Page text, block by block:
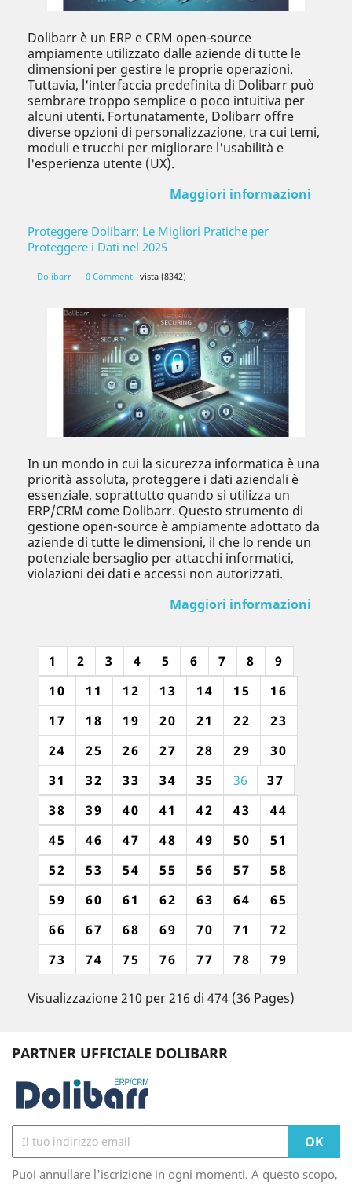
Dolibarr è un ERP e CRM open-source
ampiamente utilizzato dalle aziende di tutte le
dimensioni per gestire le proprie operazioni.
Tuttavia, l'interfaccia predefinita di Dolibarr può
sembrare troppo semplice o poco intuitiva per
alcuni utenti. Fortunatamente, Dolibarr offre
diverse opzioni di personalizzazione, tra cui temi,
moduli e trucchi per migliorare l'usabilità e
l'esperienza utente (UX).
Maggiori informazioni
Proteggere Dolibarr: Le Migliori Pratiche per
Proteggere i Dati nel 2025
Dolibarr 0 Commenti vista (8342)
In un mondo in cui la sicurezza informatica è una
priorità assoluta, proteggere i dati aziendali è
essenziale, soprattutto quando si utilizza un
ERP/CRM come Dolibarr. Questo strumento di
gestione open-source è ampiamente adottato da
aziende di tutte le dimensioni, il che lo rende un
potenziale bersaglio per attacchi informatici,
violazioni dei dati e accessi non autorizzati.
Maggiori informazioni
1 2 3 4 5 6 7 8
9
10
11 12 13 14 15
16
17
18 19 20 21 22
23
24
25 26 27 28 29
30
31
32 33 34 35 36
37
38
39 40 41 42 43
44
45
46 47 48 49 50
51
52
53 54 55 56 57
58
59
60 61 62 63 64
65
66
67 68 69 70 71
72
73
74 75 76 77 78 79
Visualizzazione 210 per 216 di 474 (36 Pages)
PARTNER UFFICIALE DOLIBARR
Puoi annullare l'iscrizione in ogni momenti. A questo scopo,